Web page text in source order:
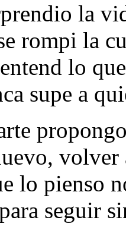
la
rompi la
lo
supe a
volver
lo pienso
seguir